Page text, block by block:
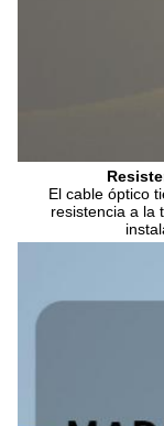
El cable óptico
resistencia a la